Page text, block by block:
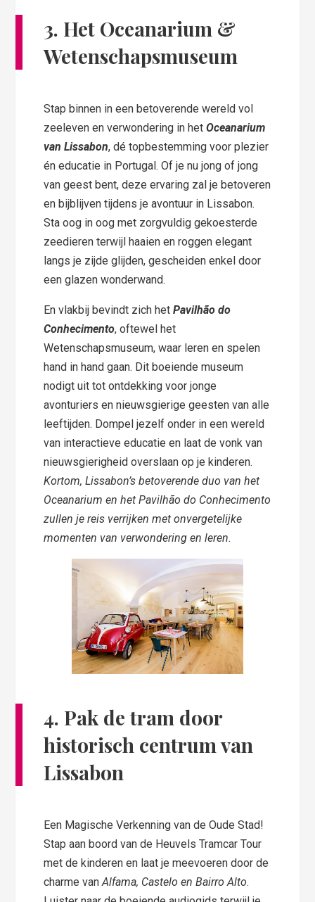
3. Het Oceanarium &
Wetenschapsmuseum
Stap binnen in een betoverende wereld vol
zeeleven en verwondering in hetOceanarium
van Lissabon, dé topbestemming voor plezier
én educatie in Portugal. Of je nu jong of jong
van geest bent, deze ervaring zal je betoveren
en bijblijven tijdens je avontuur in Lissabon.
Sta oog in oog met zorgvuldig gekoesterde
zeedieren terwijl haaien en roggen elegant
langs je zijde glijden, gescheiden enkel door
een glazen wonderwand.
En vlakbij bevindt zich hetPavilhão do
Conhecimento, oftewel het
Wetenschapsmuseum, waar leren en spelen
hand in hand gaan. Dit boeiende museum
nodigt uit tot ontdekking voor jonge
avonturiers en nieuwsgierige geesten van alle
leeftijden. Dompel jezelf onder in een wereld
van interactieve educatie en laat de vonk van
nieuwsgierigheid overslaan op je kinderen.
Kortom, Lissabon’s betoverende duo van het
Oceanarium en het Pavilhão do Conhecimento
zullen je reis verrijken met onvergetelijke
momenten van verwondering en leren.
4. Pak de tram door
historisch centrum van
Lissabon
Een Magische Verkenning van de Oude Stad!
Stap aan boord van de Heuvels Tramcar Tour
met de kinderen en laat je meevoeren door de
charme vanAlfama, Castelo en Bairro Alto.